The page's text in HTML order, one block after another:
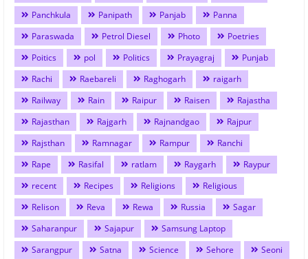
Panchkula
Panipath Panjab
Panna
Paraswada
Petrol Diesel Photo
Poetries
Poitics
pol Politics Prayagraj
Punjab
Rachi
Raebareli Raghogarh
raigarh
Railway
Rain Raipur Raisen
Rajastha
Rajasthan
Rajgarh Rajnandgao
Rajpur
Rajsthan
Ramnagar Rampur
Ranchi
Rape
Rasifal ratlam Raygarh
Raypur
recent
Recipes Religions
Religious
Relison
Reva Rewa Russia
Sagar
Saharanpur
Sajapur
Samsung Laptop
Sarangpur
Satna Science Sehore
Seoni